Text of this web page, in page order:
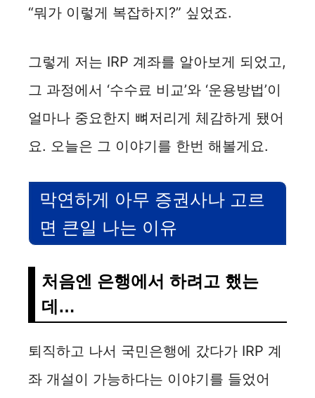
“뭐가 이렇게 복잡하지?” 싶었죠.
그렇게 저는 IRP 계좌를 알아보게 되었고,
그 과정에서 ‘수수료 비교’와 ‘운용방법’이
얼마나 중요한지 뼈저리게 체감하게 됐어
요. 오늘은 그 이야기를 한번 해볼게요.
막연하게 아무 증권사나 고르
면 큰일 나는 이유
처음엔 은행에서 하려고 했는
데…
퇴직하고 나서 국민은행에 갔다가 IRP 계
좌 개설이 가능하다는 이야기를 들었어